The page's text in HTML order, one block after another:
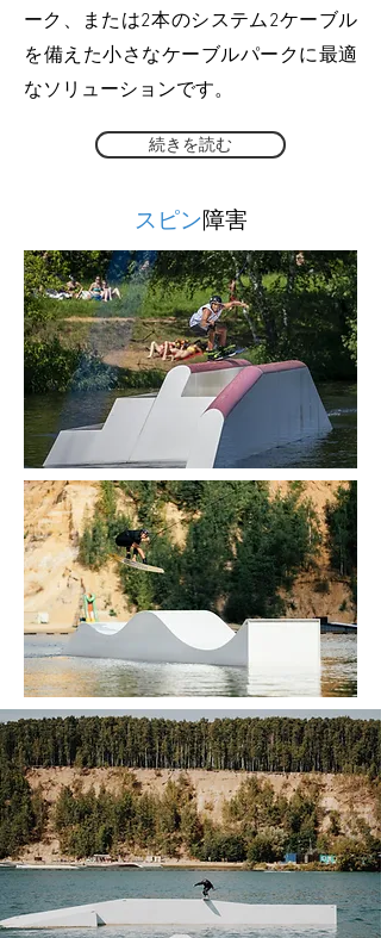
ーク、または2本のシステム2ケーブル
を備えた小さなケーブルパークに最適
なソリューションです。
続きを読む
スピン障害